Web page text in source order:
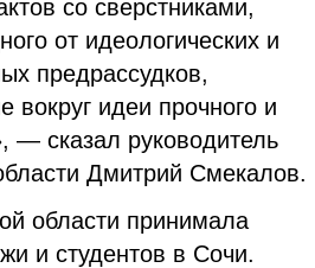
со сверстниками,
от идеологических и
предрассудков,
идеи прочного и
— сказал руководитель
Дмитрий Смекалов.
области принимала
и студентов в Сочи.